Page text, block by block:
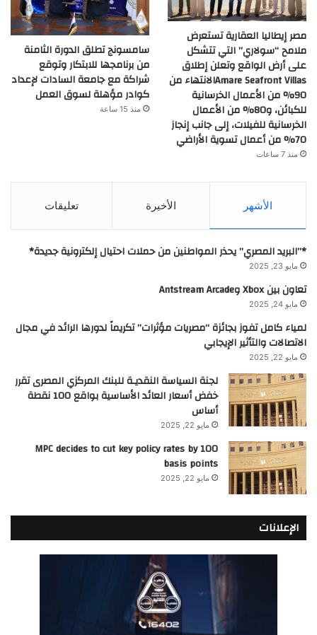
مصر إيطاليا العقارية تستعرض
ملامح “سولاري” التي تتشكل
على أرض الواقع وتعلن إطلاق
Amare Seafront Villasالانتهاء من
90% من الأعمال الخرسانية
للكبائن، و80% من الأعمال
الخرسانية للفيلات، إلى جانب إنجاز
70% من أعمال تسوية الأراضي
منذ 7 ساعات
سامسونج تطلق الدورة الثامنة
من برنامجها للابتكار وتوقع
شراكة مع جامعة السادات لإعداد
كوادر مؤهلة لسوق العمل
منذ 15 ساعة
الأشهر الأخيرة تعليقات
*”البريد المصري” يحذر المواطنين من حملات احتيال إلكترونية جديدة*
مايو 23, 2025
تعاون بين Xbox وAntstream Arcade
مايو 24, 2025
لمياء كامل تفوز بجائزة “مصريات مؤثرات” تكريماً لدورها الرائد في مجال
الاتصالات والتأثير الإيجابي
مايو 22, 2025
لجنة السياسة النقديـة للبنك المركزي المصرى تقرر
خفض أسعار العائد الأساسية بواقع 100 نقطة
أساس
مايو 22, 2025
MPC decides to cut key policy rates by 100
basis points
مايو 22, 2025
الإعلانات